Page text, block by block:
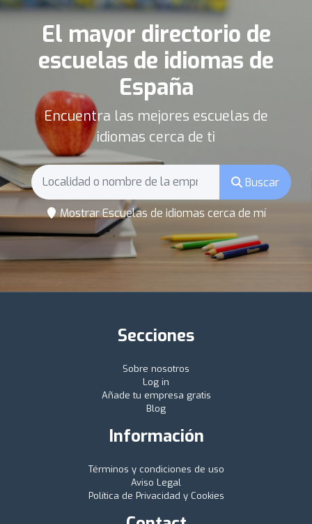
El mayor directorio de
escuelas de idiomas de
España
Encuentra las mejores escuelas de
idiomas cerca de ti
Buscar
Mostrar Escuelas de idiomas cerca de mí
Secciones
Sobre nosotros
Log in
Añade tu empresa gratis
Blog
Información
Términos y condiciones de uso
Aviso Legal
Política de Privacidad y Cookies